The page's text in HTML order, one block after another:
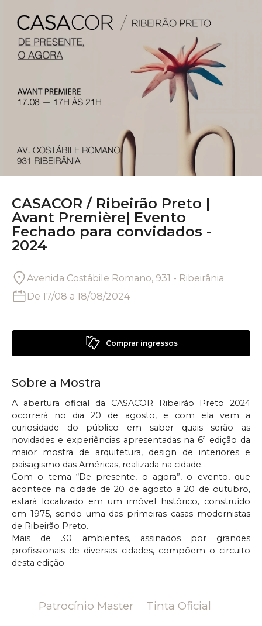
CASACOR / Ribeirão Preto |
Avant Première| Evento
Fechado para convidados -
2024
Avenida Costábile Romano, 931 - Ribeirânia
De 17/08 a 18/08/2024
Comprar ingressos
Sobre a Mostra
A abertura oficial da CASACOR Ribeirão Preto 2024
ocorrerá no dia 20 de agosto, e com ela vem a
curiosidade do público em saber quais serão as
novidades e experiências apresentadas na 6ª edição da
maior mostra de arquitetura, design de interiores e
paisagismo das Américas, realizada na cidade.
Com o tema “De presente, o agora”, o evento, que
acontece na cidade de 20 de agosto a 20 de outubro,
estará localizado em um imóvel histórico, construído
em 1975, sendo uma das primeiras casas modernistas
de Ribeirão Preto.
Mais de 30 ambientes, assinados por grandes
profissionais de diversas cidades, compõem o circuito
desta edição.
Patrocínio Master Tinta Oficial